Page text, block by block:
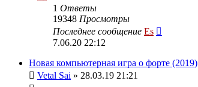
1 Ответы
19348 Просмотры
Последнее сообщение Es
7.06.20 22:12
Новая компьютерная игра о форте (2019)
Vetal Sai » 28.03.19 21:21